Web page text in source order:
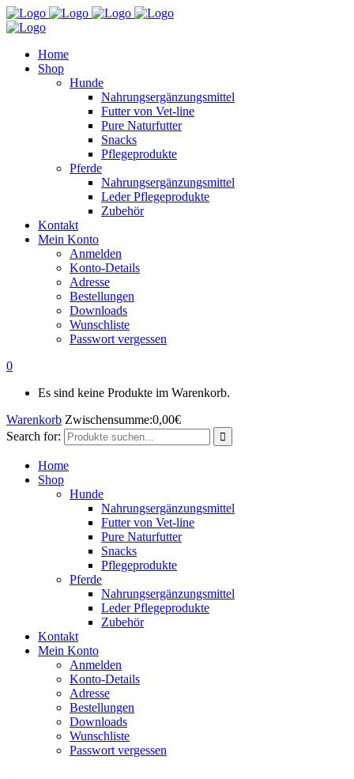
Home
Shop
Hunde
Nahrungsergänzungsmittel
Futter von Vet-line
Pure Naturfutter
Snacks
Pflegeprodukte
Pferde
Nahrungsergänzungsmittel
Leder Pflegeprodukte
Zubehör
Kontakt
Mein Konto
Anmelden
Konto-Details
Adresse
Bestellungen
Downloads
Wunschliste
Passwort vergessen
0
Es sind keine Produkte im Warenkorb.
Warenkorb Zwischensumme:0,00€
Search for:
Home
Shop
Hunde
Nahrungsergänzungsmittel
Futter von Vet-line
Pure Naturfutter
Snacks
Pflegeprodukte
Pferde
Nahrungsergänzungsmittel
Leder Pflegeprodukte
Zubehör
Kontakt
Mein Konto
Anmelden
Konto-Details
Adresse
Bestellungen
Downloads
Wunschliste
Passwort vergessen